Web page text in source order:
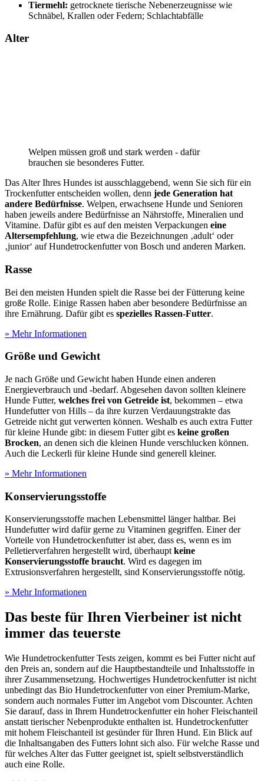
Tiermehl: getrocknete tierische Nebenerzeugnisse wie
Schnäbel, Krallen oder Federn; Schlachtabfälle
Alter
Welpen müssen groß und stark werden - dafür
brauchen sie besonderes Futter.
Das Alter Ihres Hundes ist ausschlaggebend, wenn Sie sich für ein
Trockenfutter entscheiden wollen, denn jede Generation hat
andere Bedürfnisse. Welpen, erwachsene Hunde und Senioren
haben jeweils andere Bedürfnisse an Nährstoffe, Mineralien und
Vitamine. Dafür gibt es auf den meisten Verpackungen eine
Altersempfehlung, wie etwa die Bezeichnungen ‚adult‘ oder
‚junior‘ auf Hundetrockenfutter von Bosch und anderen Marken.
Rasse
Bei den meisten Hunden spielt die Rasse bei der Fütterung keine
große Rolle. Einige Rassen haben aber besondere Bedürfnisse an
ihre Ernährung. Dafür gibt es spezielles Rassen-Futter.
» Mehr Informationen
Größe und Gewicht
Je nach Größe und Gewicht haben Hunde einen anderen
Energieverbrauch und -bedarf. Abgesehen davon sollten kleinere
Hunde Futter, welches frei von Getreide ist, bekommen – etwa
Hundefutter von Hills – da ihre kurzen Verdauungstrakte das
Getreide nicht gut verwerten können. Weshalb es auch extra Futter
für kleine Hunde gibt: in diesem Futter gibt es keine großen
Brocken, an denen sich die kleinen Hunde verschlucken können.
Auch die Leckerli für kleine Hunde sind generell kleiner.
» Mehr Informationen
Konservierungsstoffe
Konservierungsstoffe machen Lebensmittel länger haltbar. Bei
Hundefutter wird dafür gerne zu Vitaminen gegriffen. Einer der
Vorteile von Hundetrockenfutter ist aber, dass es, wenn es im
Pelletierverfahren hergestellt wird, überhauptkeine
Konservierungsstoffe braucht. Wird es dagegen im
Extrusionsverfahren hergestellt, sind Konservierungsstoffe nötig.
» Mehr Informationen
Das beste für Ihren Vierbeiner ist nicht
immer das teuerste
Wie Hundetrockenfutter Tests zeigen, kommt es bei Futter nicht auf
den Preis an, sondern auf die Hauptbestandteile und Inhaltsstoffe in
ihrer Zusammensetzung. Hochwertiges Hundetrockenfutter ist nicht
unbedingt das Bio Hundetrockenfutter von einer Premium-Marke,
sondern auch normales Futter im Angebot vom Discounter. Achten
Sie darauf, dass in Ihrem Hundetrockenfutter ein hoher Fleischanteil
anstatt tierischer Nebenprodukte enthalten ist. Hundetrockenfutter
mit hohem Fleischanteil ist gesünder für Ihren Hund. Ein Blick auf
die Inhaltsangaben des Futters lohnt sich also. Für welche Rasse und
für welches Alter das Futter geeignet ist, spielt selbstverständlich
auch eine Rolle.